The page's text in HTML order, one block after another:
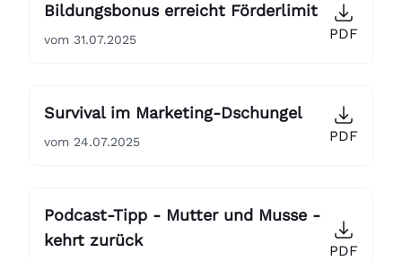
Bildungsbonus erreicht Förderlimit
vom 31.07.2025 PDF
Survival im Marketing-Dschungel
vom 24.07.2025 PDF
Podcast-Tipp - Mutter und Musse -
kehrt zurück
PDF